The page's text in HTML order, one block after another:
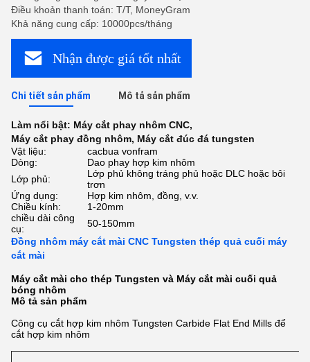
Điều khoản thanh toán: T/T, MoneyGram
Khả năng cung cấp: 10000pcs/tháng
Nhận được giá tốt nhất
Chi tiết sản phẩm Mô tả sản phẩm
Làm nổi bật: Máy cắt phay nhôm CNC,
Máy cắt phay đồng nhôm, Máy cắt đúc đá tungsten
Vật liệu:
cacbua vonfram
Dòng:
Dao phay hợp kim nhôm
Lớp phủ:
Lớp phủ không tráng phủ hoặc DLC hoặc bôi
trơn
Ứng dụng:
Hợp kim nhôm, đồng, v.v.
Chiều kính:
1-20mm
chiều dài công
cụ:
50-150mm
Đồng nhôm máy cắt mài CNC Tungsten thép quả cuối máy
cắt mài
Máy cắt mài cho thép Tungsten và Máy cắt mài cuối quả
bóng nhôm
Mô tả sản phẩm
Công cụ cắt hợp kim nhôm Tungsten Carbide Flat End Mills để
cắt hợp kim nhôm